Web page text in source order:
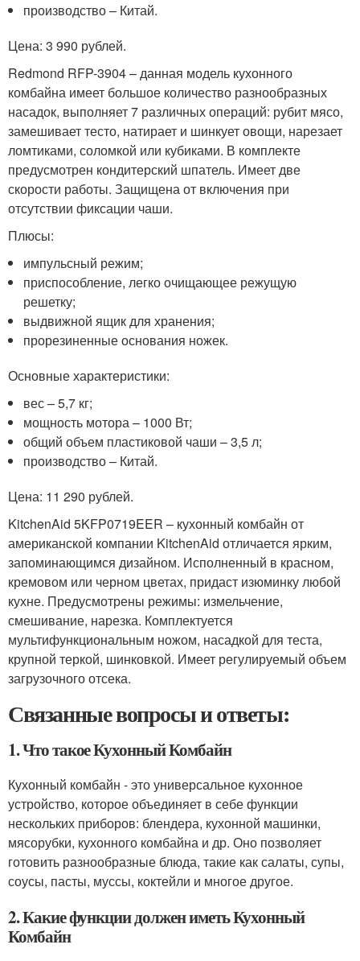
производство – Китай.
Цена: 3 990 рублей.
Redmond RFP-3904 – данная модель кухонного
комбайна имеет большое количество разнообразных
насадок, выполняет 7 различных операций: рубит мясо,
замешивает тесто, натирает и шинкует овощи, нарезает
ломтиками, соломкой или кубиками. В комплекте
предусмотрен кондитерский шпатель. Имеет две
скорости работы. Защищена от включения при
отсутствии фиксации чаши.
Плюсы:
импульсный режим;
приспособление, легко очищающее режущую
решетку;
выдвижной ящик для хранения;
прорезиненные основания ножек.
Основные характеристики:
вес – 5,7 кг;
мощность мотора – 1000 Вт;
общий объем пластиковой чаши – 3,5 л;
производство – Китай.
Цена: 11 290 рублей.
KitchenAid 5KFP0719EER – кухонный комбайн от
американской компании KitchenAid отличается ярким,
запоминающимся дизайном. Исполненный в красном,
кремовом или черном цветах, придаст изюминку любой
кухне. Предусмотрены режимы: измельчение,
смешивание, нарезка. Комплектуется
мультифункциональным ножом, насадкой для теста,
крупной теркой, шинковкой. Имеет регулируемый объем
загрузочного отсека.
Связанные вопросы и ответы:
1. Что такое Кухонный Комбайн
Кухонный комбайн - это универсальное кухонное
устройство, которое объединяет в себе функции
нескольких приборов: блендера, кухонной машинки,
мясорубки, кухонного комбайна и др. Оно позволяет
готовить разнообразные блюда, такие как салаты, супы,
соусы, пасты, муссы, коктейли и многое другое.
2. Какие функции должен иметь Кухонный
Комбайн